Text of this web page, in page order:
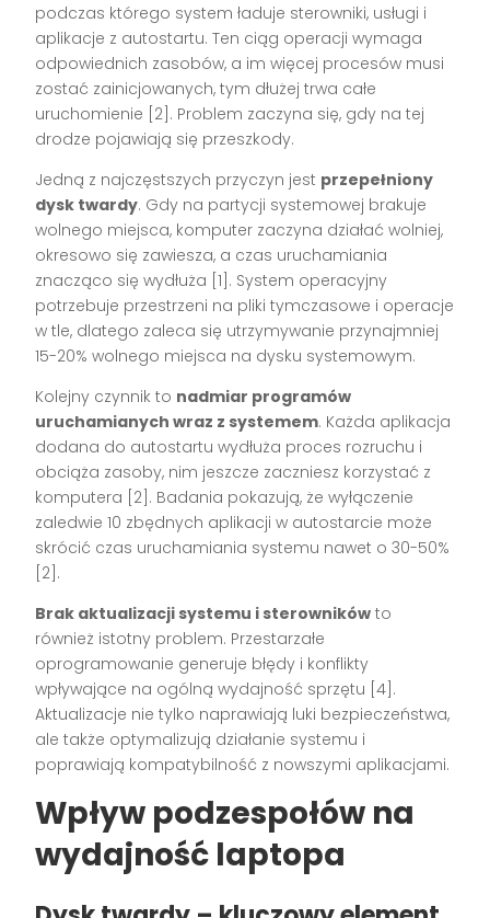
podczas którego system ładuje sterowniki, usługi i
aplikacje z autostartu. Ten ciąg operacji wymaga
odpowiednich zasobów, a im więcej procesów musi
zostać zainicjowanych, tym dłużej trwa całe
uruchomienie [2]. Problem zaczyna się, gdy na tej
drodze pojawiają się przeszkody.
Jedną z najczęstszych przyczyn jest przepełniony
dysk twardy. Gdy na partycji systemowej brakuje
wolnego miejsca, komputer zaczyna działać wolniej,
okresowo się zawiesza, a czas uruchamiania
znacząco się wydłuża [1]. System operacyjny
potrzebuje przestrzeni na pliki tymczasowe i operacje
w tle, dlatego zaleca się utrzymywanie przynajmniej
15-20% wolnego miejsca na dysku systemowym.
Kolejny czynnik to nadmiar programów
uruchamianych wraz z systemem. Każda aplikacja
dodana do autostartu wydłuża proces rozruchu i
obciąża zasoby, nim jeszcze zaczniesz korzystać z
komputera [2]. Badania pokazują, że wyłączenie
zaledwie 10 zbędnych aplikacji w autostarcie może
skrócić czas uruchamiania systemu nawet o 30-50%
[2].
Brak aktualizacji systemu i sterowników to
również istotny problem. Przestarzałe
oprogramowanie generuje błędy i konflikty
wpływające na ogólną wydajność sprzętu [4].
Aktualizacje nie tylko naprawiają luki bezpieczeństwa,
ale także optymalizują działanie systemu i
poprawiają kompatybilność z nowszymi aplikacjami.
Wpływ podzespołów na
wydajność laptopa